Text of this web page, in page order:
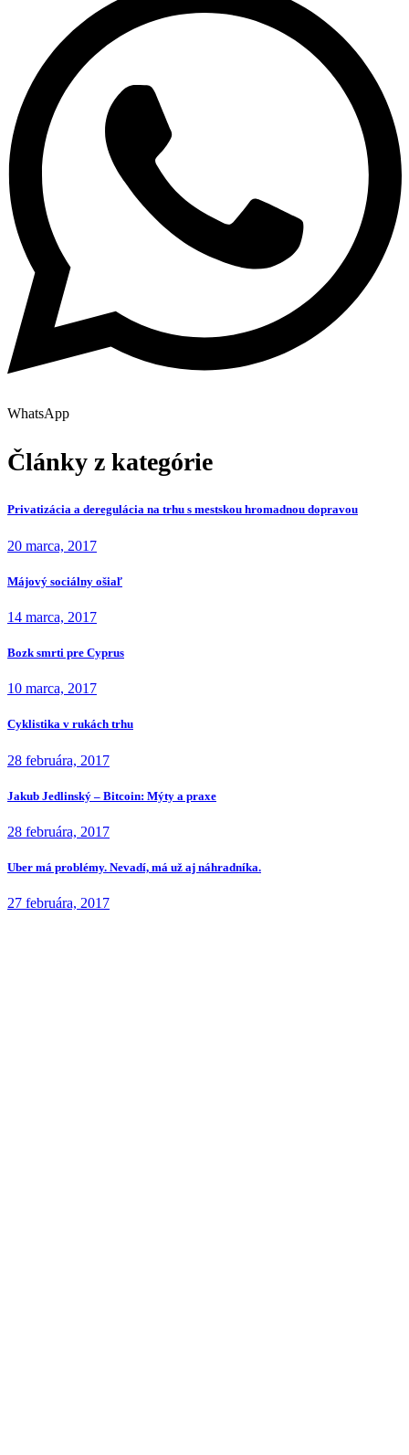
WhatsApp
Články z kategórie
Privatizácia a deregulácia na trhu s mestskou hromadnou dopravou
20 marca, 2017
Májový sociálny ošiaľ
14 marca, 2017
Bozk smrti pre Cyprus
10 marca, 2017
Cyklistika v rukách trhu
28 februára, 2017
Jakub Jedlinský – Bitcoin: Mýty a praxe
28 februára, 2017
Uber má problémy. Nevadí, má už aj náhradníka.
27 februára, 2017